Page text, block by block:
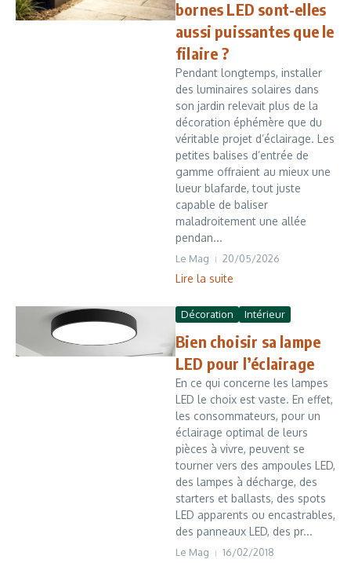
bornes LED sont-elles
aussi puissantes que le
filaire ?
Pendant longtemps, installer
des luminaires solaires dans
son jardin relevait plus de la
décoration éphémère que du
véritable projet d’éclairage. Les
petites balises d’entrée de
gamme offraient au mieux une
lueur blafarde, tout juste
capable de baliser
maladroitement une allée
pendan...
Le Mag 20/05/2026
Lire la suite
Décoration Intérieur
Bien choisir sa lampe
LED pour l’éclairage
En ce qui concerne les lampes
LED le choix est vaste. En effet,
les consommateurs, pour un
éclairage optimal de leurs
pièces à vivre, peuvent se
tourner vers des ampoules LED,
des lampes à décharge, des
starters et ballasts, des spots
LED apparents ou encastrables,
des panneaux LED, des pr...
Le Mag 16/02/2018